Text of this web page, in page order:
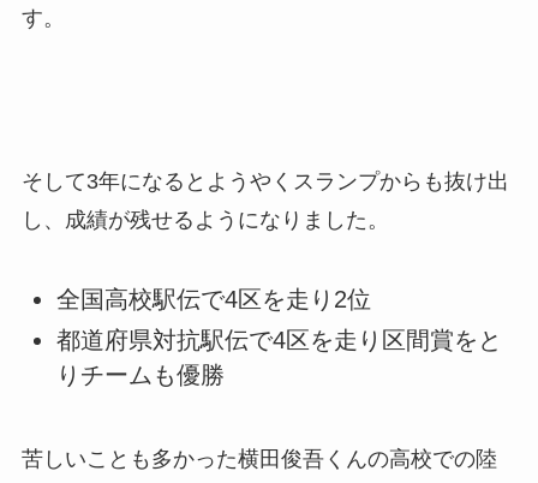
す。
そして3年になるとようやくスランプからも抜け出
し、成績が残せるようになりました。
全国高校駅伝で4区を走り2位
都道府県対抗駅伝で4区を走り区間賞をと
りチームも優勝
苦しいことも多かった横田俊吾くんの高校での陸